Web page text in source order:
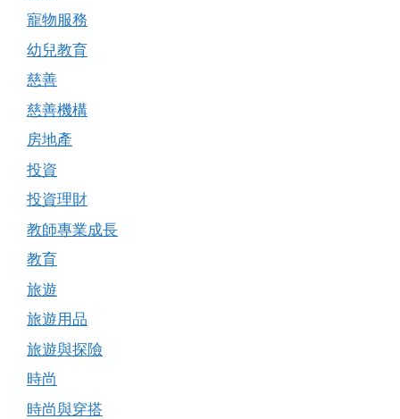
寵物服務
幼兒教育
慈善
慈善機構
房地產
投資
投資理財
教師專業成長
教育
旅遊
旅遊用品
旅遊與探險
時尚
時尚與穿搭